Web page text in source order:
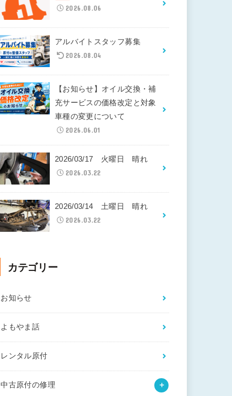
2026.08.06
アルバイトスタッフ募集
2026.08.04
【お知らせ】オイル交換・補
充サービスの価格改定と対象
車種の変更について
2026.06.01
2026/03/17 火曜日 晴れ
2026.03.22
2026/03/14 土曜日 晴れ
2026.03.22
カテゴリー
お知らせ
よもやま話
レンタル原付
中古原付の修理